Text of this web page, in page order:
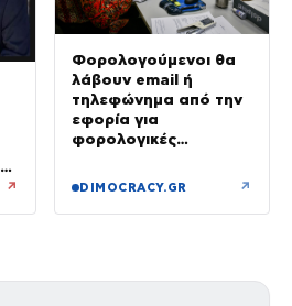
↗
Φορολογούμενοι θα
λάβουν email ή
τηλεφώνημα από την
εφορία για
φορολογικές
DIMOCRACY.GR ↗